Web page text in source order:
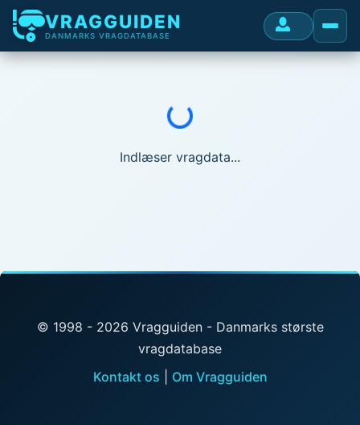
VRAGGUIDEN
DANMARKS VRAGDATABASE
Indlæser...
Indlæser vragdata...
© 1998 - 2026 Vragguiden - Danmarks største
vragdatabase
Kontakt os
Om Vragguiden